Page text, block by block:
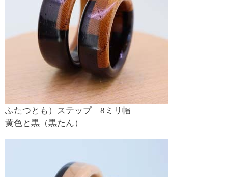
ふたつとも）ステップ 8ミリ幅
黄色と黒（黒たん）